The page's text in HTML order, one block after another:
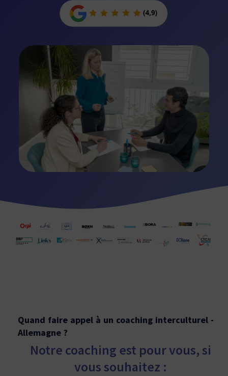
Quand faire appel à un coaching interculturel -
Allemagne ?
Notre coaching est pour vous, si
vous souhaitez :